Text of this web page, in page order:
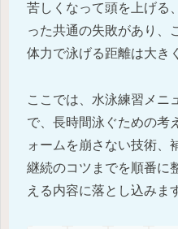
苦しくなって頭を上げる
った共通の失敗があり、
体力で泳げる距離は大き
ここでは、水泳練習メニ
で、長時間泳ぐための考
ォームを崩さない技術、
継続のコツまでを順番に
える内容に落とし込みま